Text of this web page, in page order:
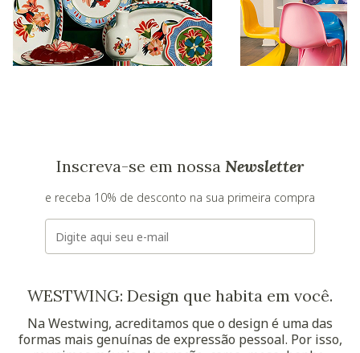
Inscreva-se em nossa Newsletter
e receba 10% de desconto na sua primeira compra
E-mail
WESTWING: Design que habita em você.
Na Westwing, acreditamos que o design é uma das
formas mais genuínas de expressão pessoal. Por isso,